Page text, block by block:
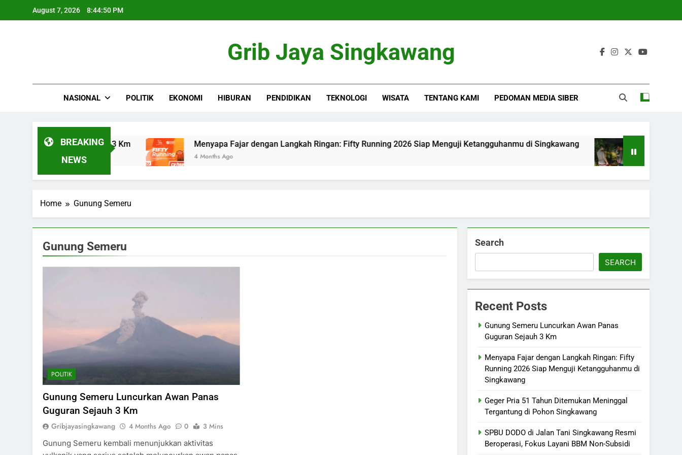
August 7, 2026 8:44:50 PM
Grib Jaya Singkawang
NASIONAL POLITIK EKONOMI HIBURAN PENDIDIKAN TEKNOLOGI WISATA TENTANG KAMI PEDOMAN MEDIA SIBER
BREAKING
NEWS
Guguran Sejauh 3 Km Menyapa Fajar dengan Langkah Ringan: Fifty Running 2026 Siap Menguji Ketangguhanmu di Singkawang
4 Months Ago 4 Months Ago
Home Gunung Semeru
Gunung Semeru
POLITIK
Gunung Semeru Luncurkan Awan Panas
Guguran Sejauh 3 Km
Gribjayasingkawang 4 Months Ago 0
3 Mins
Gunung Semeru kembali menunjukkan aktivitas
Search
SEARCH
Recent Posts
Gunung Semeru Luncurkan Awan Panas
Guguran Sejauh 3 Km
Menyapa Fajar dengan Langkah Ringan: Fifty
Running 2026 Siap Menguji Ketangguhanmu di
Singkawang
Geger Pria 51 Tahun Ditemukan Meninggal
Tergantung di Pohon Singkawang
SPBU DODO di Jalan Tani Singkawang Resmi
Beroperasi, Fokus Layani BBM Non-Subsidi